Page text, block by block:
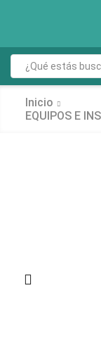
Inicio
EQUIPOS E